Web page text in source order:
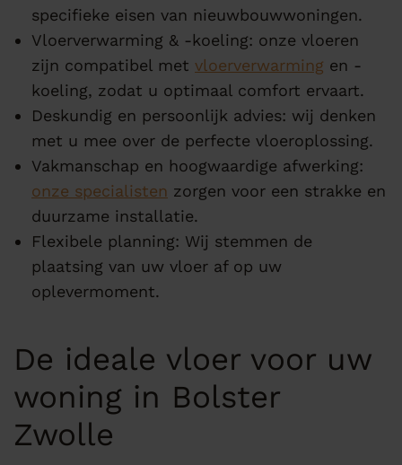
specifieke eisen van nieuwbouwwoningen.
Vloerverwarming & -koeling: onze vloeren
zijn compatibel met vloerverwarming en -
koeling, zodat u optimaal comfort ervaart.
Deskundig en persoonlijk advies: wij denken
met u mee over de perfecte vloeroplossing.
Vakmanschap en hoogwaardige afwerking:
onze specialisten zorgen voor een strakke en
duurzame installatie.
Flexibele planning: Wij stemmen de
plaatsing van uw vloer af op uw
oplevermoment.
De ideale vloer voor uw
woning in Bolster
Zwolle